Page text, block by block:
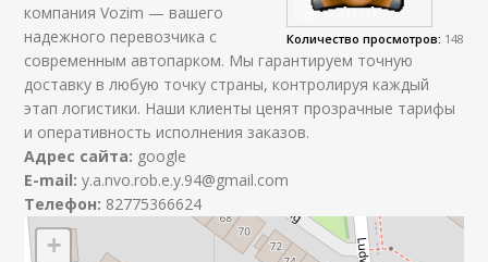
Количество просмотров: 148
компания Vozim — вашего
надежного перевозчика с
современным автопарком. Мы гарантируем точную
доставку в любую точку страны, контролируя каждый
этап логистики. Наши клиенты ценят прозрачные тарифы
и оперативность исполнения заказов.
Адрес сайта: google
E-mail:y.a.nvo.rob.e.y.94@gmail.com
Телефон: 82775366624
+